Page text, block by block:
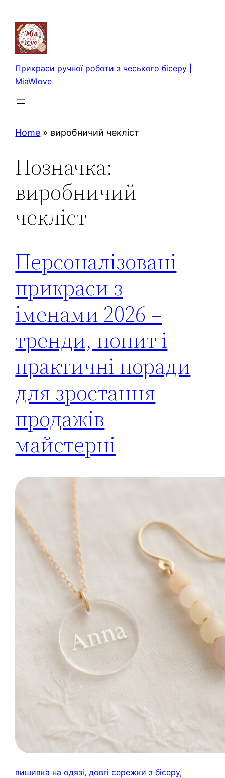
вмісту
Прикраси ручної роботи з чеського бісеру |
MiaWlove
Home » виробничий чекліст
Позначка:
виробничий
чекліст
Персоналізовані
прикраси з
іменами 2026 –
тренди, попит і
практичні поради
для зростання
продажів
майстерні
вишивка на одязі, довгі сережки з бісеру